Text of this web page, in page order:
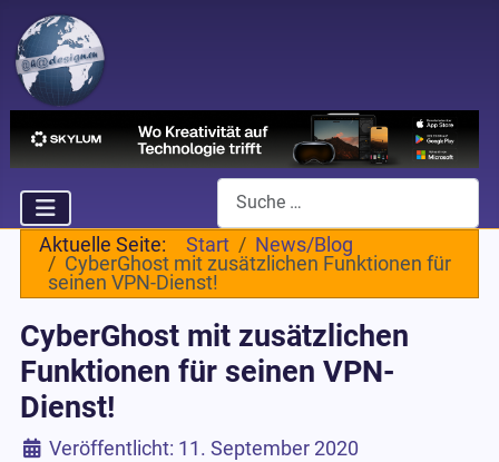
Suchen
Aktuelle Seite: Start
News/Blog
CyberGhost mit zusätzlichen Funktionen für
seinen VPN-Dienst!
CyberGhost mit zusätzlichen
Funktionen für seinen VPN-
Dienst!
Details
Veröffentlicht: 11. September 2020